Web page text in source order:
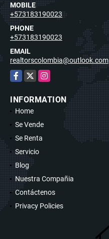
MOBILE
+573183190023
PHONE
+573183190023
EMAIL
realtorscolombia@outlook.com
Facebook
X Instagram
INFORMATION
Home
Se Vende
Se Renta
Servicio
Blog
Nuestra Compañia
Contáctenos
Privacy Policies